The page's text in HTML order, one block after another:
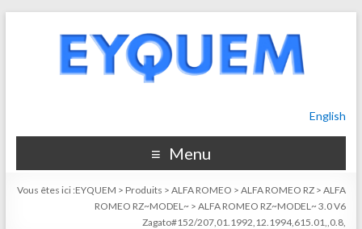
English
Menu
Vous êtes ici :EYQUEM > Produits >ALFA ROMEO >ALFA ROMEO RZ >ALFA
ROMEO RZ~MODEL~ >ALFA ROMEO RZ~MODEL~ 3.0 V6
Zagato#152/207,01.1992,12.1994,615.01,,0.8,